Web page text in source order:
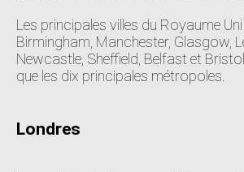
Les principales villes du Royaume
Birmingham, Manchester, Glasgow,
Newcastle, Sheffield, Belfast et
que les dix principales métropoles.
Londres